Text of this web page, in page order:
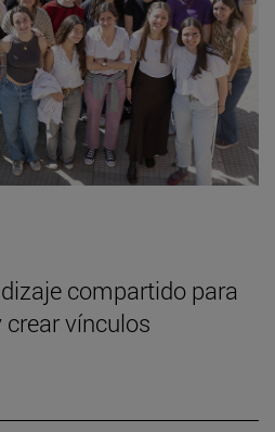
compartido para
vínculos